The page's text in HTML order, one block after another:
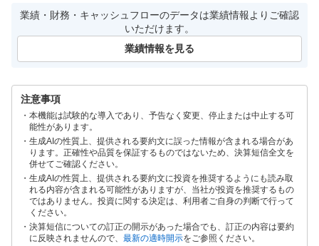
業績・財務・キャッシュフローのデータは業績情報よりご確認
いただけます。
業績情報を見る
注意事項
本機能は試験的な導入であり、予告なく変更、停止または中止する可
能性があります。
生成AIの性質上、提供される要約文に誤った情報が含まれる場合があ
ります。正確性や品質を保証するものではないため、決算短信全文を
併せてご確認ください。
生成AIの性質上、提供される要約文に投資を推奨するようにも読み取
れる内容が含まれる可能性がありますが、当社が投資を推奨するもの
ではありません。投資に関する決定は、利用者ご自身の判断で行って
ください。
決算短信についての訂正の開示があった場合でも、訂正の内容は要約
に反映されませんので、 最新の適時開示をご参照ください。